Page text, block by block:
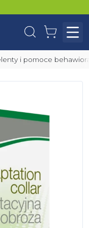
WyszukajKoszyk
i pomoce